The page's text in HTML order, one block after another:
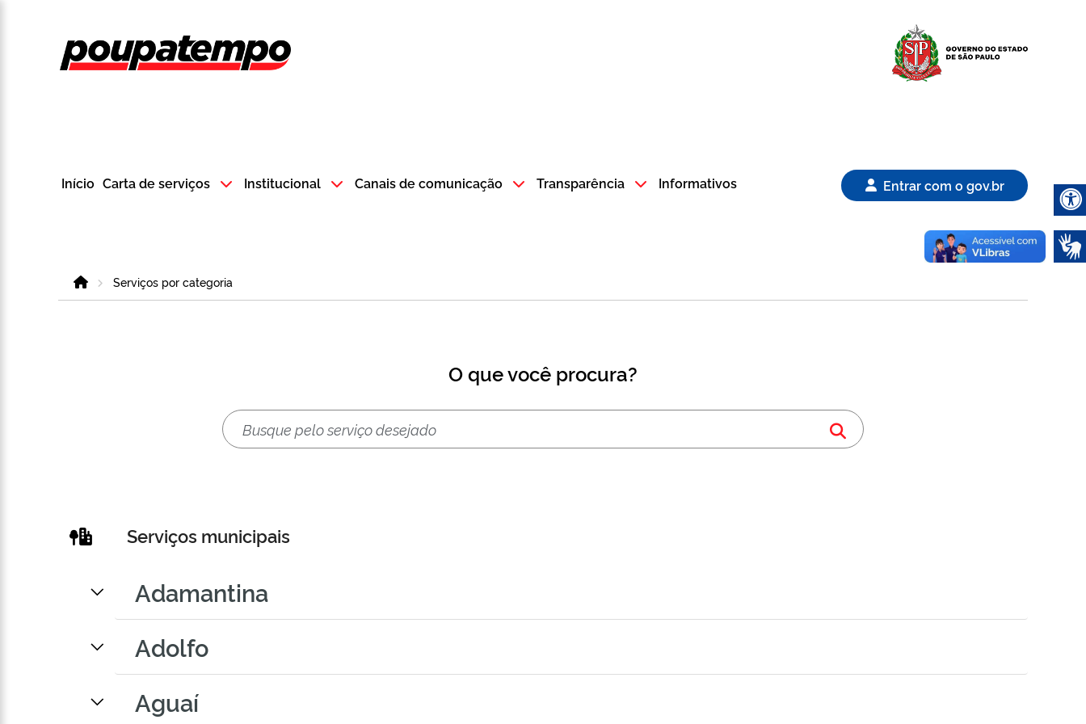
Logo do Poupatempo SP GOV BR direciona para a página inicial
Início Carta de serviços Institucional Canais de comunicação Transparência Informativos Entrar com o gov.br
HomeServiços por categoria
O que você procura?
Serviços municipais
Adamantina
Adolfo
Aguaí